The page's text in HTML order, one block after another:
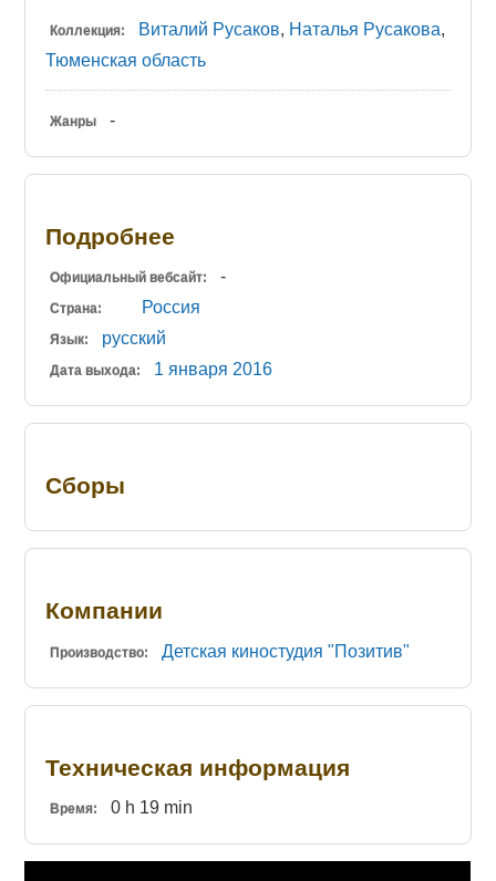
Коллекция: Виталий Русаков, Наталья Русакова,
Тюменская область
Жанры -
Подробнее
Официальный вебсайт: -
Страна: Россия
Язык: русский
Дата выхода: 1 января 2016
Сборы
Компании
Производство: Детская киностудия "Позитив"
Техническая информация
Время: 0 h 19 min